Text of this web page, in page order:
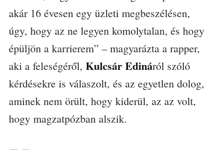
akár 16 évesen egy üzleti megbeszélésen,
úgy, hogy az ne legyen komolytalan, és hogy
épüljön a karrierem” – magyarázta a rapper,
aki a feleségéről, Kulcsár Edináról szóló
kérdésekre is válaszolt, és az egyetlen dolog,
aminek nem örült, hogy kiderül, az az volt,
hogy magzatpózban alszik.